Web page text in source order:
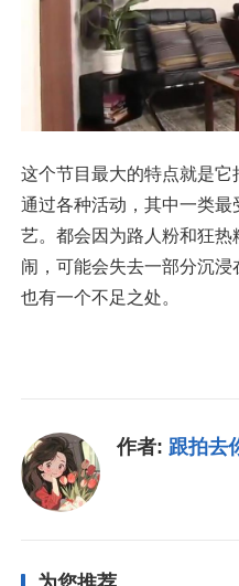
这个节目最大的特点就是它
通过各种活动，其中一类
艺。都会因为路人粉和狂
闹，可能会失去一部分沉浸
也有一个不足之处。
作者: 跟拍去